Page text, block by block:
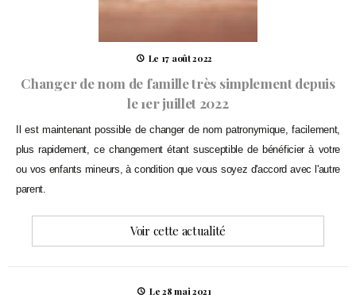
Le 17 août 2022
Changer de nom de famille très simplement depuis
le 1er juillet 2022
plus rapidement, ce changement étant susceptible de bénéficier à votre
ou vos enfants mineurs, à condition que vous soyez d'accord avec l'autre
parent.
Voir cette actualité
Le 28 mai 2021